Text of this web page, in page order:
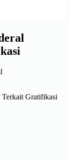
Terkait Gratifikasi